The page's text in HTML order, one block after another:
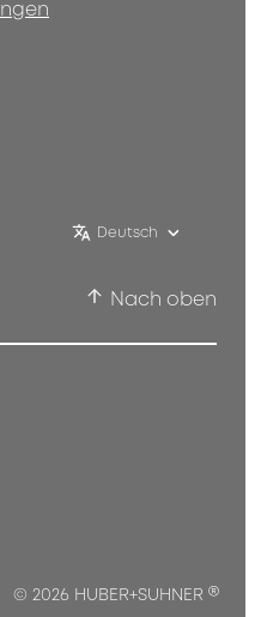
Deutsch
Nach oben
© 2026 HUBER+SUHNER ®